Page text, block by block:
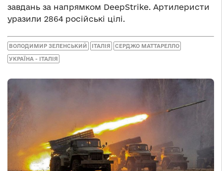
завдань за напрямком DeepStrike. Артилеристи
уразили 2864 російські цілі.
ВОЛОДИМИР ЗЕЛЕНСЬКИЙ ІТАЛІЯ СЕРДЖО МАТТАРЕЛЛО
УКРАЇНА - ІТАЛІЯ